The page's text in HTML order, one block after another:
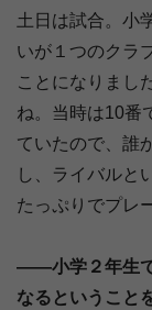
土日は試合。小
いが１つのクラ
ことになりまし
ね。当時は10番
ていたので、誰
し、ライバルと
たっぷりでプレ
――小学２年生で
なるということ